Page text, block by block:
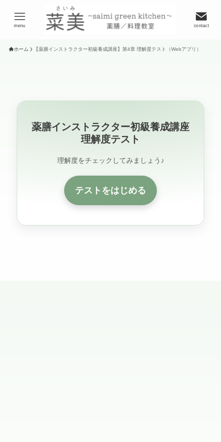
contact
menu
ホーム 【薬膳インストラクター初級養成講座】第4章 理解度テスト（Webアプリ）
薬膳インストラクター初級養成講座
理解度テスト
理解度をチェックしてみましょう♪
テストをはじめる